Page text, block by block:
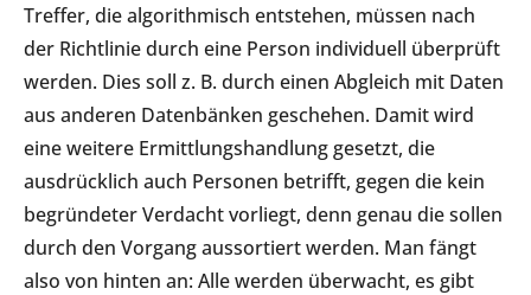
Treffer, die algorithmisch entstehen, müssen nach
der Richtlinie durch eine Person individuell überprüft
werden. Dies soll z. B. durch einen Abgleich mit Daten
aus anderen Datenbänken geschehen. Damit wird
eine weitere Ermittlungshandlung gesetzt, die
ausdrücklich auch Personen betrifft, gegen die kein
begründeter Verdacht vorliegt, denn genau die sollen
durch den Vorgang aussortiert werden. Man fängt
also von hinten an: Alle werden überwacht, es gibt